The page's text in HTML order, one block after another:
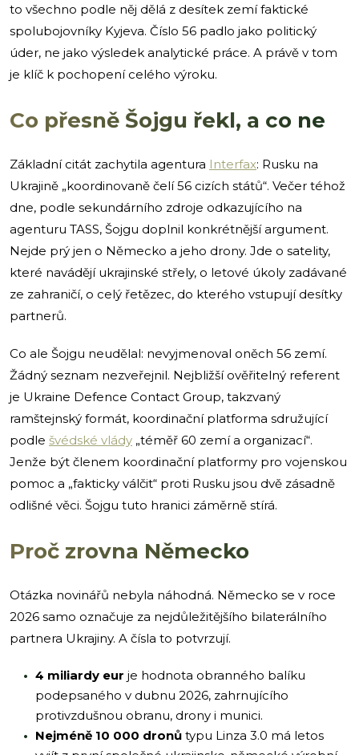
to všechno podle něj dělá z desítek zemí faktické
spolubojovníky Kyjeva. Číslo 56 padlo jako politický
úder, ne jako výsledek analytické práce. A právě v tom
je klíč k pochopení celého výroku.
Co přesně Šojgu řekl, a co ne
Základní citát zachytila agentura Interfax: Rusku na
Ukrajině „koordinovaně čelí 56 cizích států“. Večer téhož
dne, podle sekundárního zdroje odkazujícího na
agenturu TASS, Šojgu doplnil konkrétnější argument.
Nejde prý jen o Německo a jeho drony. Jde o satelity,
které navádějí ukrajinské střely, o letové úkoly zadávané
ze zahraničí, o celý řetězec, do kterého vstupují desítky
partnerů.
Co ale Šojgu neudělal: nevyjmenoval oněch 56 zemí.
Žádný seznam nezveřejnil. Nejbližší ověřitelný referent
je Ukraine Defence Contact Group, takzvaný
ramštejnský formát, koordinační platforma sdružující
podle švédské vlády „téměř 60 zemí a organizací“.
Jenže být členem koordinační platformy pro vojenskou
pomoc a „fakticky válčit“ proti Rusku jsou dvě zásadně
odlišné věci. Šojgu tuto hranici záměrně stírá.
Proč zrovna Německo
Otázka novinářů nebyla náhodná. Německo se v roce
2026 samo označuje za nejdůležitějšího bilaterálního
partnera Ukrajiny. A čísla to potvrzují.
4 miliardy eur je hodnota obranného balíku
podepsaného v dubnu 2026, zahrnujícího
protivzdušnou obranu, drony i munici.
Nejméně 10 000 dronů typu Linza 3.0 má letos